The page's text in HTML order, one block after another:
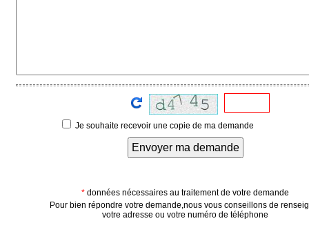
éditeur
Je souhaite recevoir une copie de ma demande
Envoyer ma demande
* données nécessaires au traitement de votre demande
Pour bien répondre votre demande,nous vous conseillons de
votre adresse ou votre numéro de téléphone